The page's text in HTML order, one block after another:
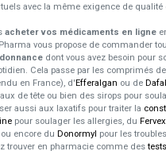
avec la même exigence de qualité
acheter vos médicaments en ligne
vous propose de commander
dont vous avez besoin pour
Cela passe par les comprimés de
en France), d'Efferalgan ou de
de tête ou bien des sirops pour
aussi aux laxatifs pour traiter la
pour soulager les allergies, du Fervex
encore du Donormyl pour les
trouver en pharmacie comme des